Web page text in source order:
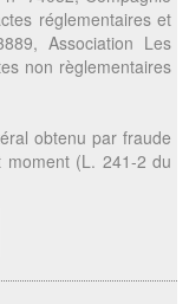
réglementaires et
Association Les
non règlementaires
obtenu par fraude
(L. 241-2 du